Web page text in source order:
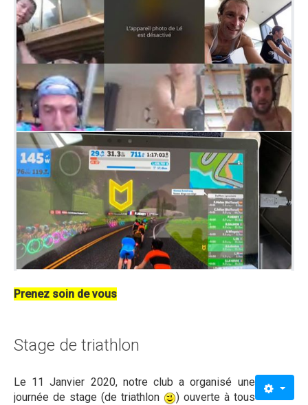
Prenez soin de vous
Stage de triathlon
Le 11 Janvier 2020, notre club a organisé une
journée de stage (de triathlon
) ouverte à tous